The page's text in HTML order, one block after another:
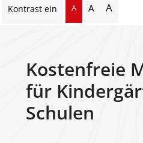
Kontrast ein A A A
Kostenfreie
für
Schulen